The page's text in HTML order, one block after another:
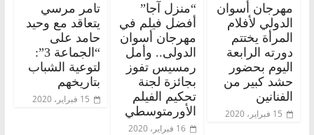
مهرجان أسوان
الدولي لأفلام
المرأة يختتم
دورته الرابعة
اليوم بحضور
حشد كبير من
الفنانين
15 فبراير، 2020
“منزل آجا”
أفضل فيلم في
مهرجان أسوان
الدولى.. وأمل
رمسيس تفوز
بجائزة لجنة
تحكيم الفيلم
الأورمتوسطي
16 فبراير، 2020
تامر مرسي
يتعاقد مع وحيد
حامد على
“الجماعة 3”:
لتوعية الشباب
بتاريخهم
15 فبراير، 2020